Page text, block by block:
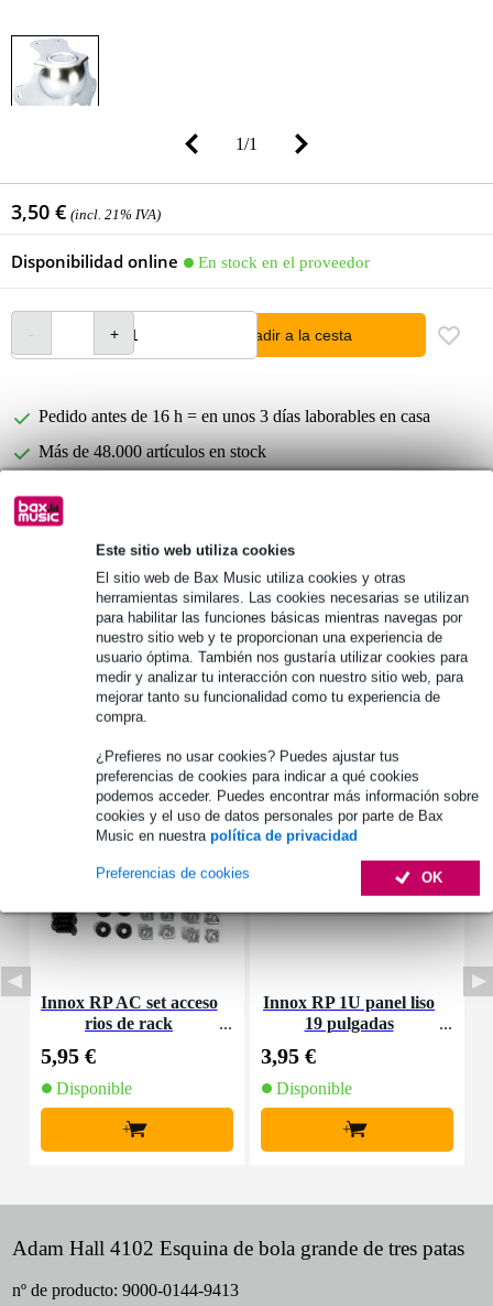
Este sitio web utiliza cookies
El sitio web de Bax Music utiliza cookies y otras
herramientas similares. Las cookies necesarias se utilizan
para habilitar las funciones básicas mientras navegas por
nuestro sitio web y te proporcionan una experiencia de
usuario óptima. También nos gustaría utilizar cookies para
medir y analizar tu interacción con nuestro sitio web, para
mejorar tanto su funcionalidad como tu experiencia de
compra.
¿Prefieres no usar cookies? Puedes ajustar tus
preferencias de cookies para indicar a qué cookies
podemos acceder. Puedes encontrar más información sobre
cookies y el uso de datos personales por parte de Bax
Music en nuestra política de privacidad
OK
Preferencias de cookies
1/1
3,50 € (incl. 21% IVA)
Disponibilidad online En stock en el proveedor
añadir a la cesta
Pedido antes de 16 h = en unos 3 días laborables en casa
Más de 48.000 artículos en stock
Información del producto
número de patas: 3
material: acero
superficie: galvanizada
Especificaciones completas
Accesorios (7)
Innox RP AC set acceso
rios de rack
5,95 €
Disponible
+
Innox RP 1U panel liso
19 pulgadas
3,95 €
Disponible
+
Adam Hall 4102 Esquina de bola grande de tres patas
nº de producto: 9000-0144-9413